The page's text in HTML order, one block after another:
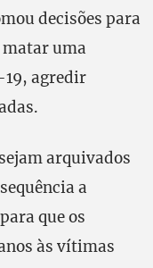
decisões para
uma
19, agredir
arquivados
a
que os
às vítimas